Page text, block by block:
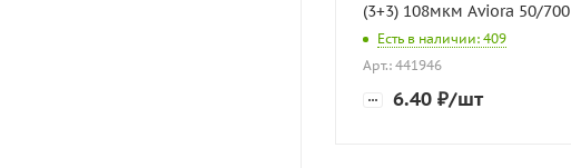
(3+3) 108мкм Aviora 50/700
Есть в наличии: 409
Арт.: 441946
6.40 ₽/шт